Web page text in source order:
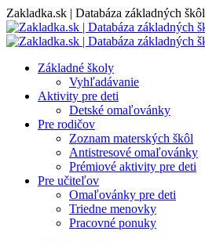
Skip
to
content
Zakladka.sk | Databáza základných škôl
Základné školy
Vyhľadávanie
Aktivity pre deti
Detské omaľovánky
Pre rodičov
Zoznam materských škôl
Antistresové omaľovánky
Prémiové aktivity pre deti
Pre učiteľov
Omaľovánky pre deti
Triedne menovky
Pracovné ponuky